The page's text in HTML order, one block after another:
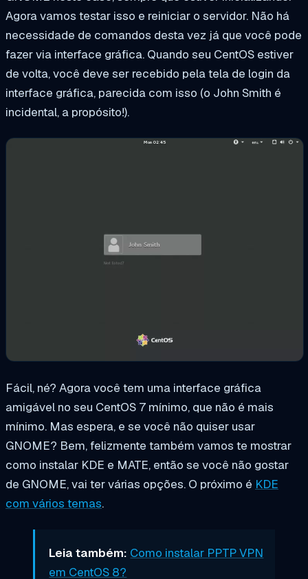
Agora vamos testar isso e reiniciar o servidor. Não há
necessidade de comandos desta vez já que você pode
fazer via interface gráfica. Quando seu CentOS estiver
de volta, você deve ser recebido pela tela de login da
interface gráfica, parecida com isso (o John Smith é
incidental, a propósito!).
Fácil, né? Agora você tem uma interface gráfica
amigável no seu CentOS 7 mínimo, que não é mais
mínimo. Mas espera, e se você não quiser usar
GNOME? Bem, felizmente também vamos te mostrar
como instalar KDE e MATE, então se você não gostar
de GNOME, vai ter várias opções. O próximo é KDE
com vários temas.
Leia também: Como instalar PPTP VPN
em CentOS 8?